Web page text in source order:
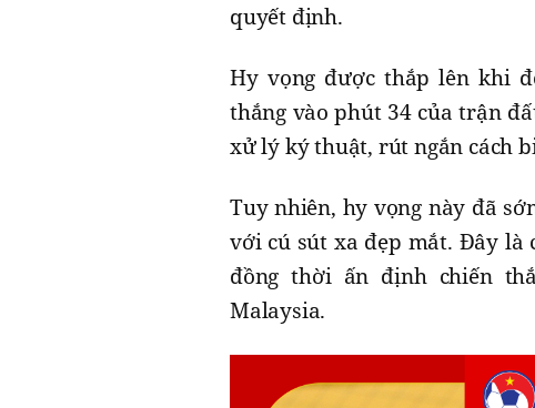
quyết định.
Hy vọng được thắp lên khi
thắng vào phút 34 của trận
xử lý ký thuật, rút ngắn cách
Tuy nhiên, hy vọng này đã
với cú sút xa đẹp mắt. Đây là
đồng thời ấn định chiến
Malaysia.